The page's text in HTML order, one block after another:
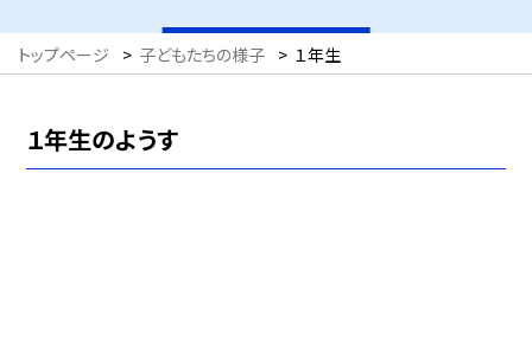
トップページ > 子どもたちの様子 > １年生
１年生のようす